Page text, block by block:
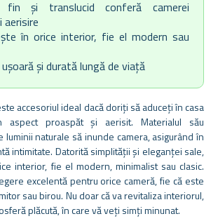
fin și translucid conferă camerei
în orice interior, fie el modern sau
și durată lungă de viață
accesoriul ideal dacă doriți să aduceți în casa
aspect proaspăt și aerisit. Materialul său
naturale să inunde camera, asigurând în
intimitate. Datorită simplității și eleganței sale,
interior, fie el modern, minimalist sau clasic.
excelentă pentru orice cameră, fie că este
sau birou. Nu doar că va revitaliza interiorul,
plăcută, în care vă veți simți minunat.